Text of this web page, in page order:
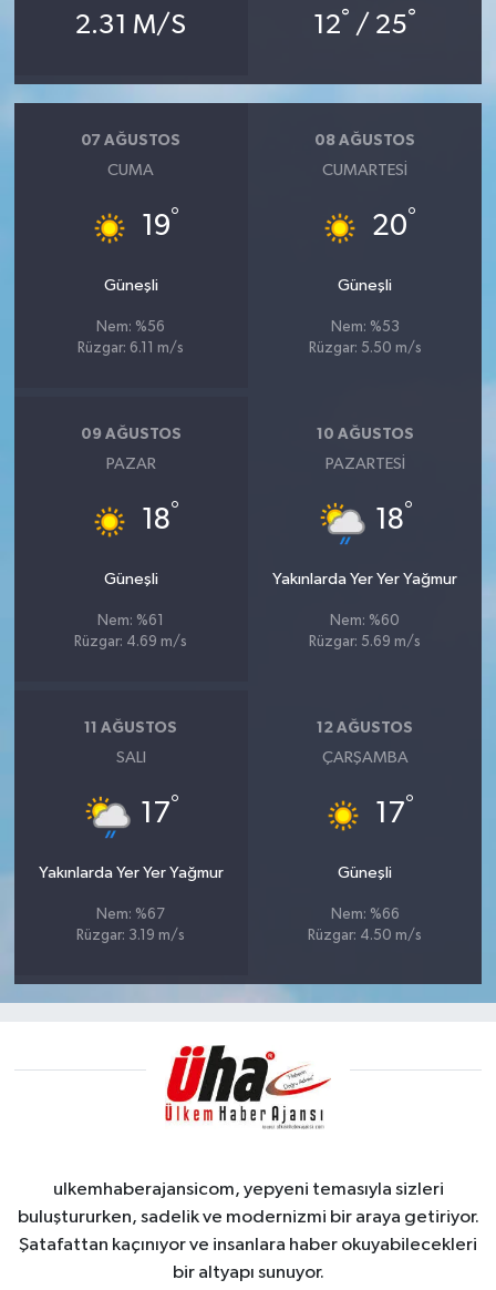
2.31 M/S 12° / 25°
07 AĞUSTOS
CUMA
19°
Güneşli
Nem: %56
Rüzgar: 6.11 m/s
08 AĞUSTOS
CUMARTESI
20°
Güneşli
Nem: %53
Rüzgar: 5.50 m/s
09 AĞUSTOS
PAZAR
18°
Güneşli
Nem: %61
Rüzgar: 4.69 m/s
10 AĞUSTOS
PAZARTESI
18°
Yakınlarda Yer Yer Yağmur
Nem: %60
Rüzgar: 5.69 m/s
11 AĞUSTOS
SALI
17°
Yakınlarda Yer Yer Yağmur
Nem: %67
Rüzgar: 3.19 m/s
12 AĞUSTOS
ÇARŞAMBA
17°
Güneşli
Nem: %66
Rüzgar: 4.50 m/s
ulkemhaberajansicom, yepyeni temasıyla sizleri
buluştururken, sadelik ve modernizmi bir araya getiriyor.
Şatafattan kaçınıyor ve insanlara haber okuyabilecekleri
bir altyapı sunuyor.